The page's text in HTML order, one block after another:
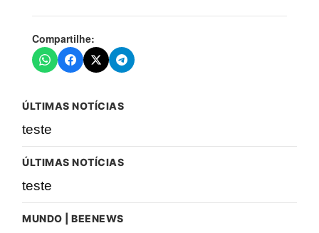
Compartilhe:
ÚLTIMAS NOTÍCIAS
teste
ÚLTIMAS NOTÍCIAS
teste
MUNDO | BEENEWS